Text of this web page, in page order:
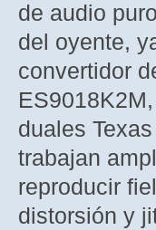
de audio
del oyente,
convertidor
duales
trabajan
reproducir
distorsión y